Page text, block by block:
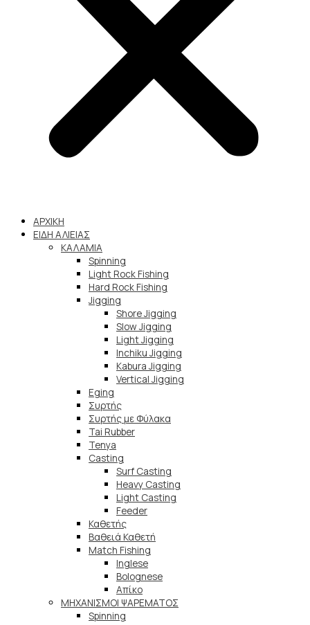
ΑΡΧΙΚΗ
ΕΙΔΗ ΑΛΙΕΙΑΣ
ΚΑΛΑΜΙΑ
Spinning
Light Rock Fishing
Hard Rock Fishing
Jigging
Shore Jigging
Slow Jigging
Light Jigging
Inchiku Jigging
Kabura Jigging
Vertical Jigging
Eging
Συρτής
Συρτής με Φύλακα
Tai Rubber
Tenya
Casting
Surf Casting
Heavy Casting
Light Casting
Feeder
Καθετής
Βαθειά Καθετή
Match Fishing
Inglese
Bolognese
Απίκο
ΜΗΧΑΝΙΣΜΟΙ ΨΑΡΕΜΑΤΟΣ
Spinning